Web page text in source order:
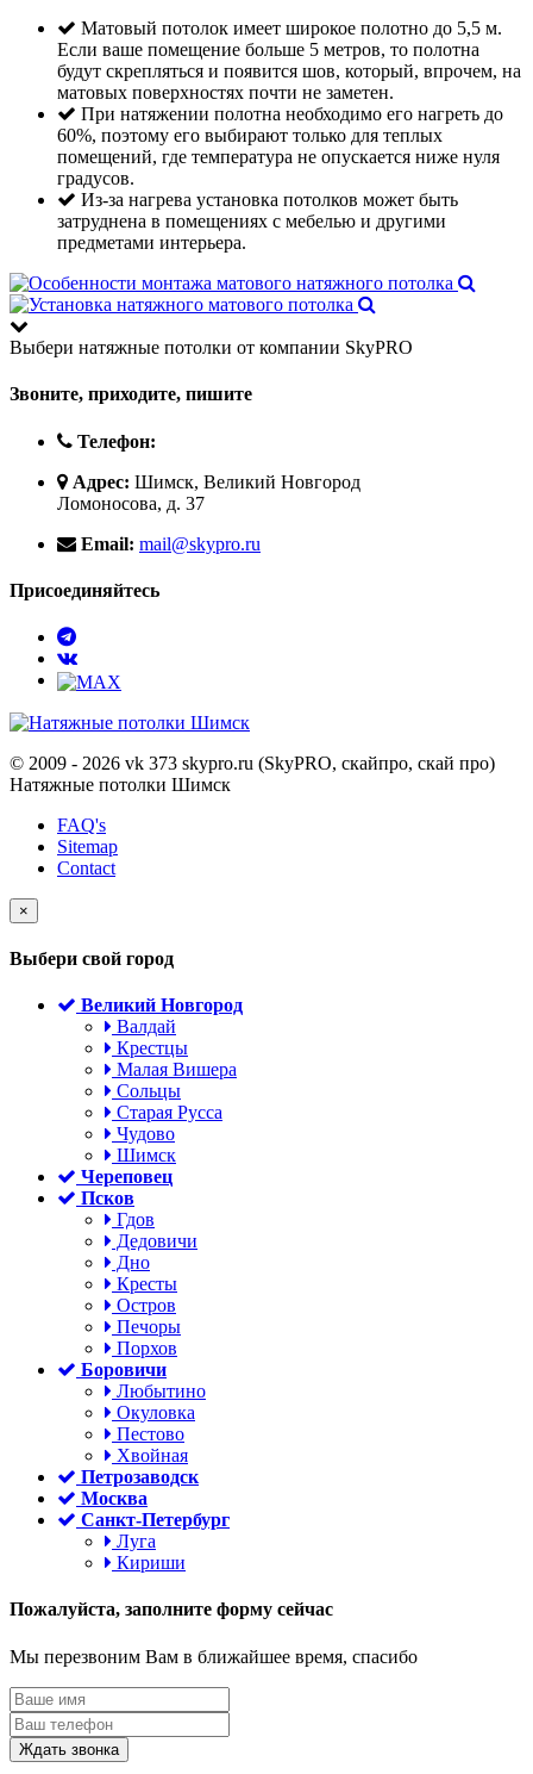
Матовый потолок имеет широкое полотно до 5,5 м.
Если ваше помещение больше 5 метров, то полотна
будут скрепляться и появится шов, который, впрочем, на
матовых поверхностях почти не заметен.
При натяжении полотна необходимо его нагреть до
60%, поэтому его выбирают только для теплых
помещений, где температура не опускается ниже нуля
градусов.
Из-за нагрева установка потолков может быть
затруднена в помещениях с мебелью и другими
предметами интерьера.
Выбери натяжные потолки от компании SkyPRO
Звоните, приходите, пишите
Телефон:
Адрес: Шимск, Великий Новгород
Ломоносова, д. 37
Email: mail@skypro.ru
Присоединяйтесь
© 2009 - 2026 vk 373 skypro.ru (SkyPRO, скайпро, скай про)
Натяжные потолки Шимск
FAQ's
Sitemap
Contact
×
Выбери свой город
Великий Новгород
Валдай
Крестцы
Малая Вишера
Сольцы
Старая Русса
Чудово
Шимск
Череповец
Псков
Гдов
Дедовичи
Дно
Кресты
Остров
Печоры
Порхов
Боровичи
Любытино
Окуловка
Пестово
Хвойная
Петрозаводск
Москва
Санкт-Петербург
Луга
Кириши
Пожалуйста, заполните форму сейчас
Мы перезвоним Вам в ближайшее время, спасибо